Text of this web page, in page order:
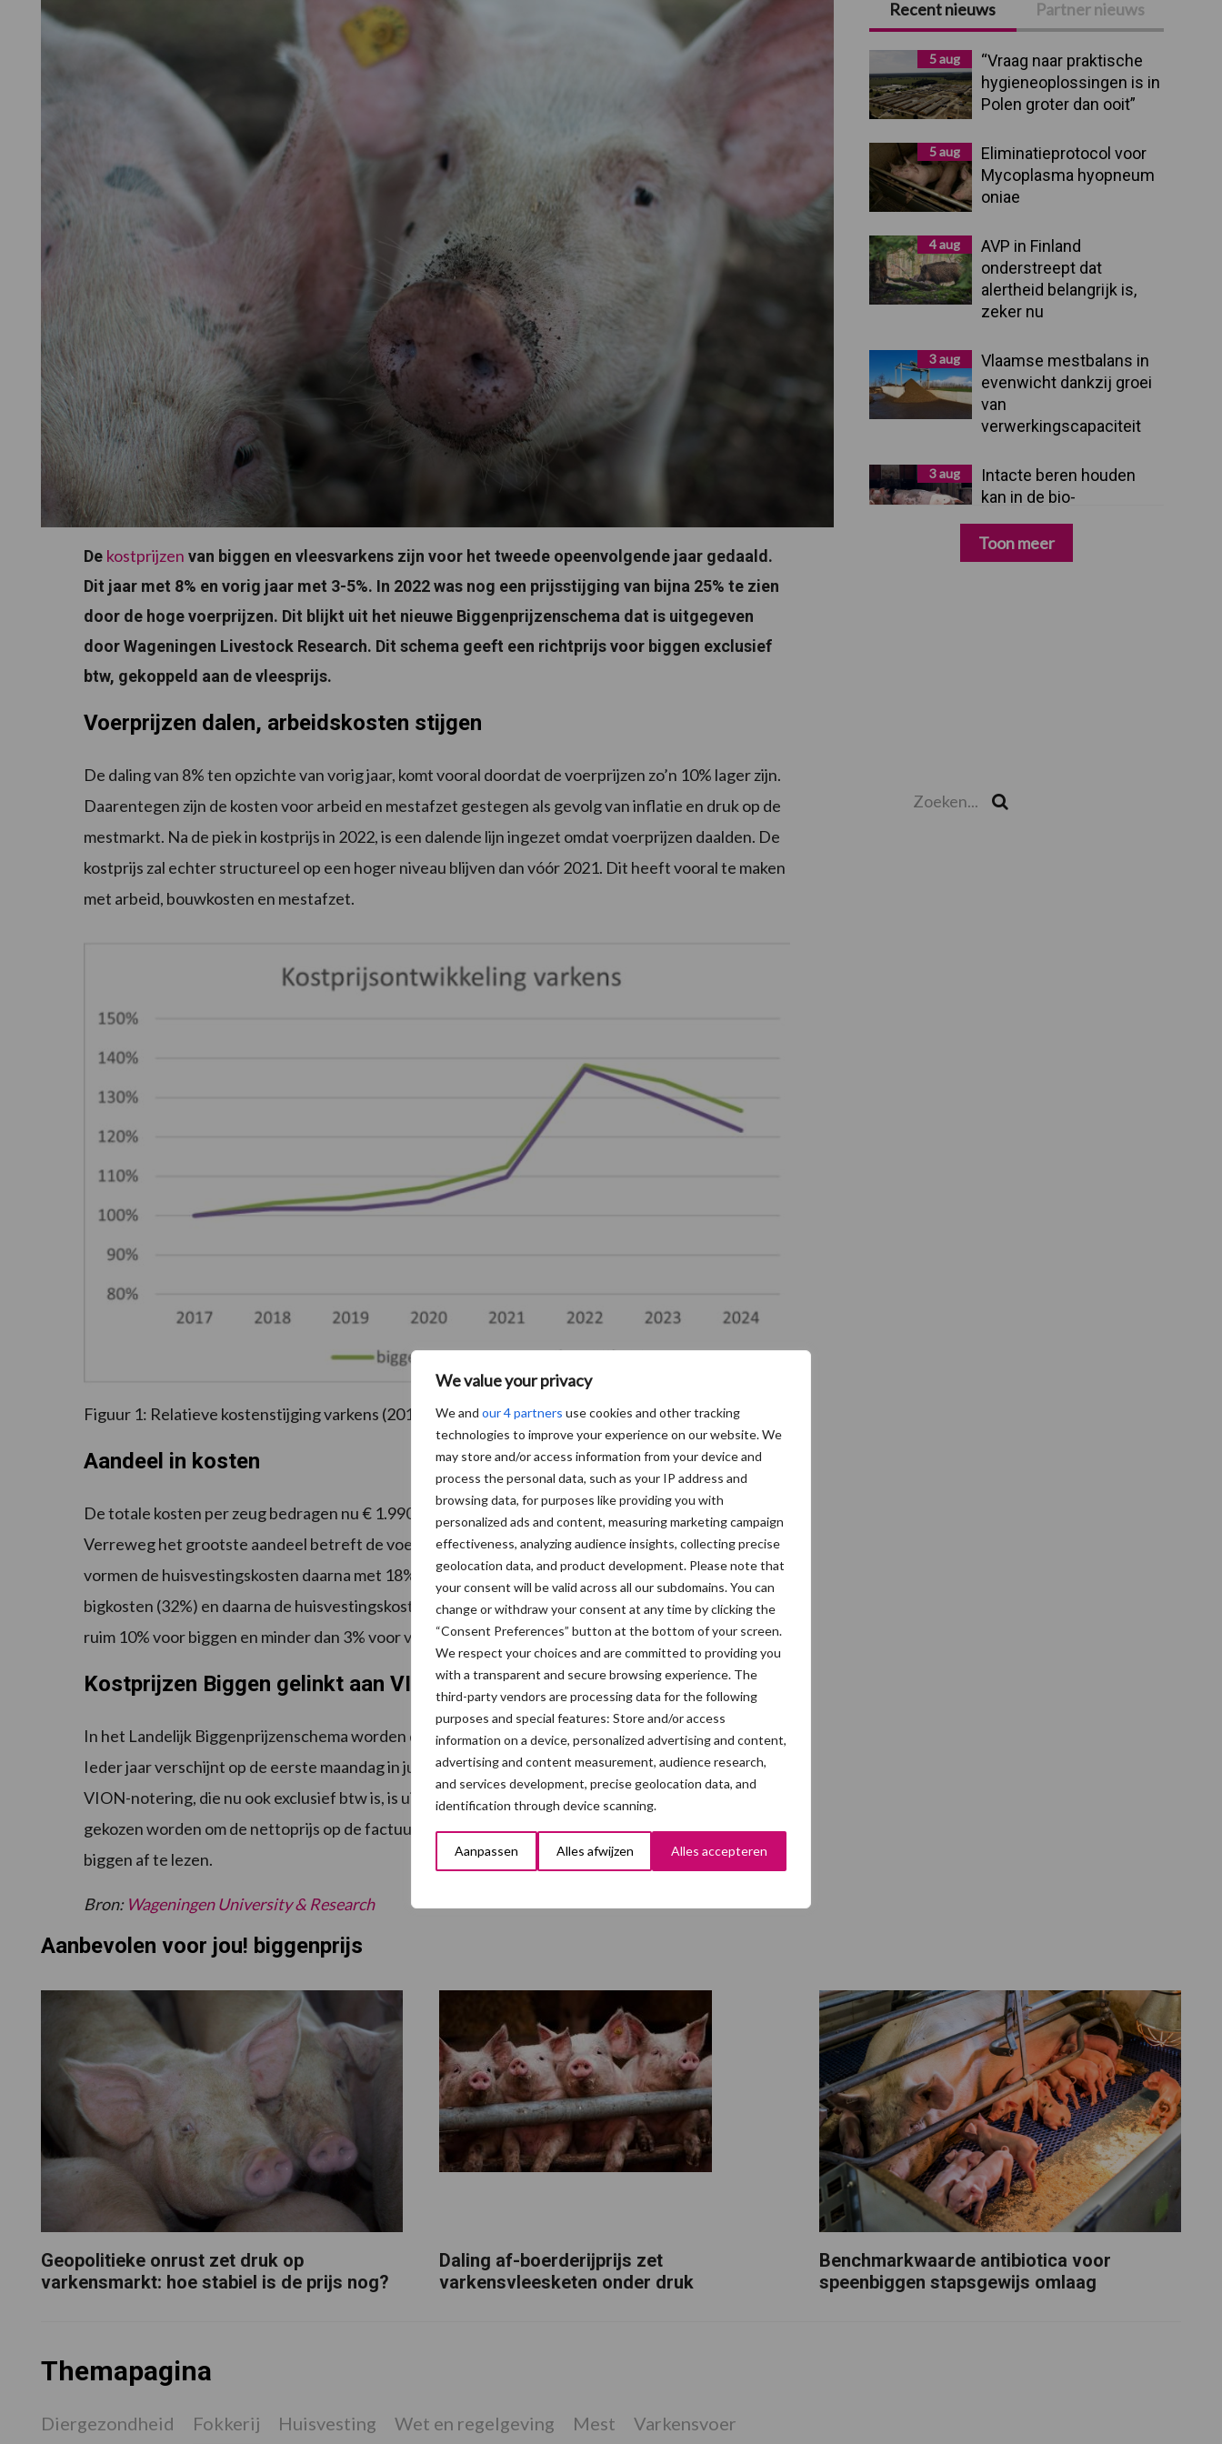
We value your privacy
We and our 4 partners use cookies and other tracking
technologies to improve your experience on our website. We
may store and/or access information from your device and
process the personal data, such as your IP address and
browsing data, for purposes like providing you with
personalized ads and content, measuring marketing campaign
effectiveness, analyzing audience insights, collecting precise
geolocation data, and product development. Please note that
your consent will be valid across all our subdomains. You can
change or withdraw your consent at any time by clicking the
“Consent Preferences” button at the bottom of your screen.
We respect your choices and are committed to providing you
with a transparent and secure browsing experience. The
third-party vendors are processing data for the following
purposes and special features: Store and/or access
information on a device, personalized advertising and content,
advertising and content measurement, audience research,
and services development, precise geolocation data, and
identification through device scanning.
Aanpassen Alles afwijzen Alles accepteren
De kostprijzen van biggen en vleesvarkens zijn voor het tweede opeenvolgende jaar gedaald.
Dit jaar met 8% en vorig jaar met 3-5%. In 2022 was nog een prijsstijging van bijna 25% te zien
door de hoge voerprijzen. Dit blijkt uit het nieuwe Biggenprijzenschema dat is uitgegeven
door Wageningen Livestock Research. Dit schema geeft een richtprijs voor biggen exclusief
btw, gekoppeld aan de vleesprijs.
Voerprijzen dalen, arbeidskosten stijgen
De daling van 8% ten opzichte van vorig jaar, komt vooral doordat de voerprijzen zo’n 10% lager zijn.
Daarentegen zijn de kosten voor arbeid en mestafzet gestegen als gevolg van inflatie en druk op de
mestmarkt. Na de piek in kostprijs in 2022, is een dalende lijn ingezet omdat voerprijzen daalden. De
kostprijs zal echter structureel op een hoger niveau blijven dan vóór 2021. Dit heeft vooral te maken
met arbeid, bouwkosten en mestafzet.
Figuur 1: Relatieve kostenstijging varkens (2017 = 100%) Bron:Wageningen University & Research
Aandeel in kosten
De totale kosten per zeug bedragen nu € 1.990 per jaar en voor vleesvarkens € 648 per jaarvarken.
Verreweg het grootste aandeel betreft de voerkosten, namelijk 42% (in 2023 43%). Bij zeugen
vormen de huisvestingskosten daarna met 18% een grote kostenpost. Bij vleesvarkens zijn dit de
bigkosten (32%) en daarna de huisvestingskosten (bijna 10%). Het aandeel arbeid in de kostprijs is
ruim 10% voor biggen en minder dan 3% voor vleesvarkens.
Kostprijzen Biggen gelinkt aan VION-notering
In het Landelijk Biggenprijzenschema worden de kostprijzen van biggen en vleesvarkens berekend.
Ieder jaar verschijnt op de eerste maandag in juli een actueel kostprijzenschema exclusief btw. De
VION-notering, die nu ook exclusief btw is, is uitgangspunt voor de richtprijs voor biggen. Ook kan
gekozen worden om de nettoprijs op de factuur van de slachterij te gebruiken om een richtprijs voor
biggen af te lezen.
Bron: Wageningen University & Research
Primaire
Sidebar
Recent nieuws Partner nieuws
5 aug
“Vraag naar praktische
hygieneoplossingen is in
Polen groter dan ooit”
5 aug
Eliminatieprotocol voor
Mycoplasma hyopneum
oniae
4 aug
AVP in Finland
onderstreept dat
alertheid belangrijk is,
zeker nu
3 aug
Vlaamse mestbalans in
evenwicht dankzij groei
van
verwerkingscapaciteit
3 aug
Intacte beren houden
kan in de bio-
varkenshouderij, maar
dan moet alles kloppen
Toon meer
Aanbevolen voor jou! biggenprijs
Geopolitieke onrust zet druk op
varkensmarkt: hoe stabiel is de prijs nog?
Daling af-boerderijprijs zet
varkensvleesketen onder druk
Benchmarkwaarde antibiotica voor
speenbiggen stapsgewijs omlaag
Themapagina
Diergezondheid Fokkerij Huisvesting Wet en regelgeving Mest Varkensvoer